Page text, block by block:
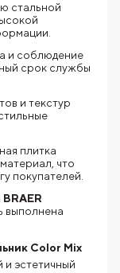
стальной
и соблюдение
срок службы
и текстур
плитка
что
покупателей.
BRAER
выполнена
Color Mix
и эстетичный